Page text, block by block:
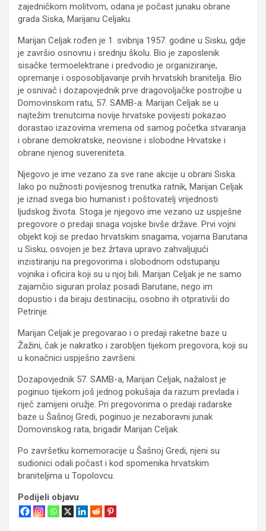
zajedničkom molitvom, odana je počast junaku obrane
grada Siska, Marijanu Celjaku.
Marijan Celjak rođen je 1. svibnja 1957. godine u Sisku, gdje
je završio osnovnu i srednju školu. Bio je zaposlenik
sisačke termoelektrane i predvodio je organiziranje,
opremanje i osposobljavanje prvih hrvatskih branitelja. Bio
je osnivač i dozapovjednik prve dragovoljačke postrojbe u
Domovinskom ratu, 57. SAMB-a. Marijan Celjak se u
najtežim trenutcima novije hrvatske povijesti pokazao
dorastao izazovima vremena od samog početka stvaranja
i obrane demokratske, neovisne i slobodne Hrvatske i
obrane njenog suvereniteta.
Njegovo je ime vezano za sve rane akcije u obrani Siska.
Iako po nužnosti povijesnog trenutka ratnik, Marijan Celjak
je iznad svega bio humanist i poštovatelj vrijednosti
ljudskog života. Stoga je njegovo ime vezano uz uspješne
pregovore o predaji snaga vojske bivše države. Prvi vojni
objekt koji se predao hrvatskim snagama, vojarna Barutana
u Sisku, osvojen je bez žrtava upravo zahvaljujući
inzistiranju na pregovorima i slobodnom odstupanju
vojnika i oficira koji su u njoj bili. Marijan Celjak je ne samo
zajamčio siguran prolaz posadi Barutane, nego im
dopustio i da biraju destinaciju, osobno ih otprativši do
Petrinje.
Marijan Celjak je pregovarao i o predaji raketne baze u
Žažini, čak je nakratko i zarobljen tijekom pregovora, koji su
u konačnici uspješno završeni.
Dozapovjednik 57. SAMB-a, Marijan Celjak, nažalost je
poginuo tijekom još jednog pokušaja da razum prevlada i
riječ zamijeni oružje. Pri pregovorima o predaji radarske
baze u Šašnoj Gredi, poginuo je nezaboravni junak
Domovinskog rata, brigadir Marijan Celjak.
Po završetku komemoracije u Šašnoj Gredi, njeni su
sudionici odali počast i kod spomenika hrvatskim
braniteljima u Topolovcu.
Podijeli objavu